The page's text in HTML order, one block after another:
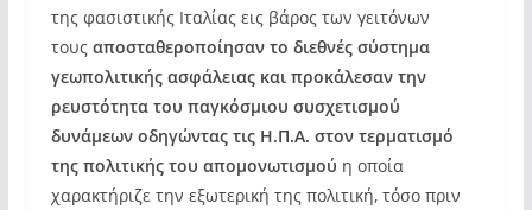
της φασιστικής Ιταλίας εις βάρος των γειτόνων
τους αποσταθεροποίησαν το διεθνές σύστημα
γεωπολιτικής ασφάλειας και προκάλεσαν την
ρευστότητα του παγκόσμιου συσχετισμού
δυνάμεων οδηγώντας τις Η.Π.Α. στον τερματισμό
της πολιτικής του απομονωτισμού η οποία
χαρακτήριζε την εξωτερική της πολιτική, τόσο πριν